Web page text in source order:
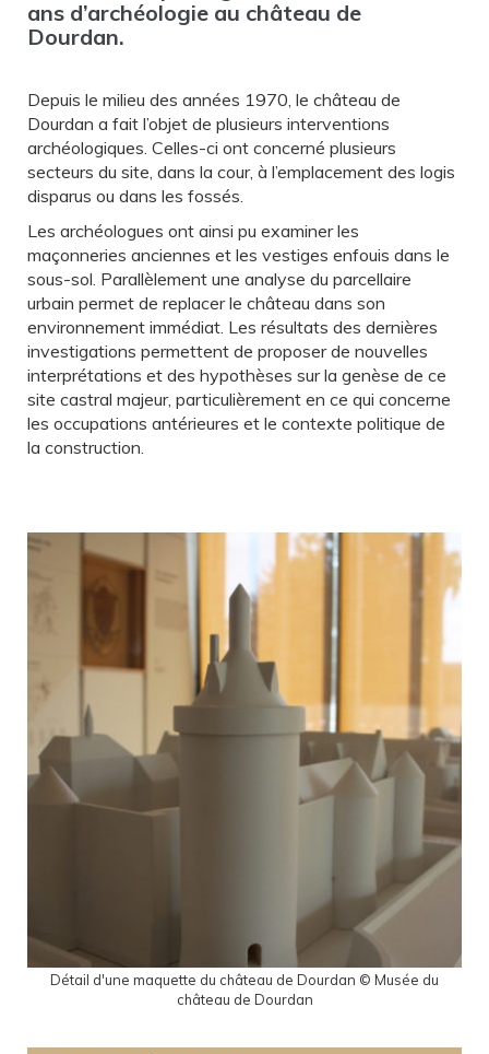
ans d’archéologie au château de
Dourdan.
Depuis le milieu des années 1970, le château de
Dourdan a fait l’objet de plusieurs interventions
archéologiques. Celles-ci ont concerné plusieurs
secteurs du site, dans la cour, à l’emplacement des logis
disparus ou dans les fossés.
Les archéologues ont ainsi pu examiner les
maçonneries anciennes et les vestiges enfouis dans le
sous-sol. Parallèlement une analyse du parcellaire
urbain permet de replacer le château dans son
environnement immédiat. Les résultats des dernières
investigations permettent de proposer de nouvelles
interprétations et des hypothèses sur la genèse de ce
site castral majeur, particulièrement en ce qui concerne
les occupations antérieures et le contexte politique de
la construction.
Détail d'une maquette du château de Dourdan © Musée du
château de Dourdan